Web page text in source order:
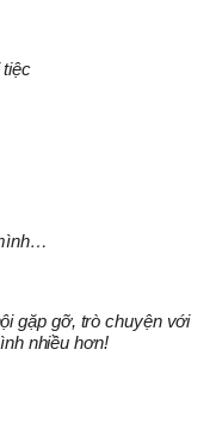
tiệc
gặp gỡ, trò chuyện với
nhiều hơn!